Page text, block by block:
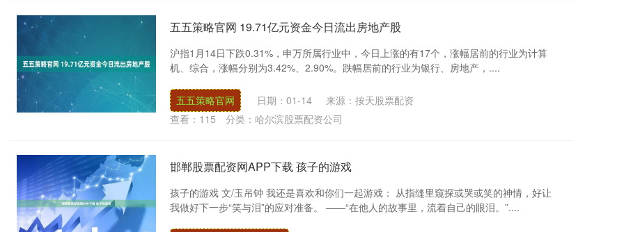
五五策略官网 19.71亿元资金今日流出房地产股
沪指1月14日下跌0.31%，申万所属行业中，今日上涨的有17个，涨幅居前的行业为计算
机、综合，涨幅分别为3.42%、2.90%。跌幅居前的行业为银行、房地产，....
五五策略官网 日期：01-14
来源：按天股票配资
查看： 115 分类： 哈尔滨股票配资公司
邯郸股票配资网APP下载 孩子的游戏
孩子的游戏 文/玉吊钟 我还是喜欢和你们一起游戏： 从指缝里窥探或哭或笑的神情，好让
我做好下一步“笑与泪”的应对准备。 ——“在他人的故事里，流着自己的眼泪。”....